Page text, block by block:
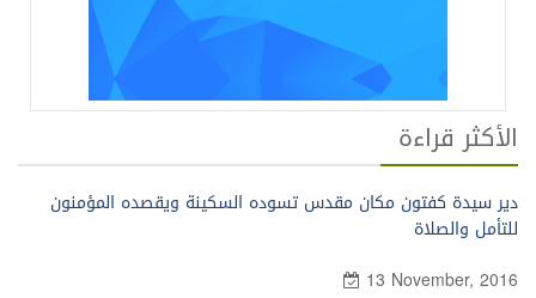
الأكثر قراءة
دير سيدة كفتون مكان مقدس تسوده السكينة ويقصده المؤمنون
للتأمل والصلاة
13 November, 2016